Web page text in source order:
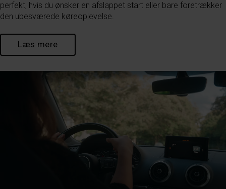
perfekt, hvis du ønsker en afslappet start eller bare foretrækker
den ubesværede køreoplevelse.
Læs mere